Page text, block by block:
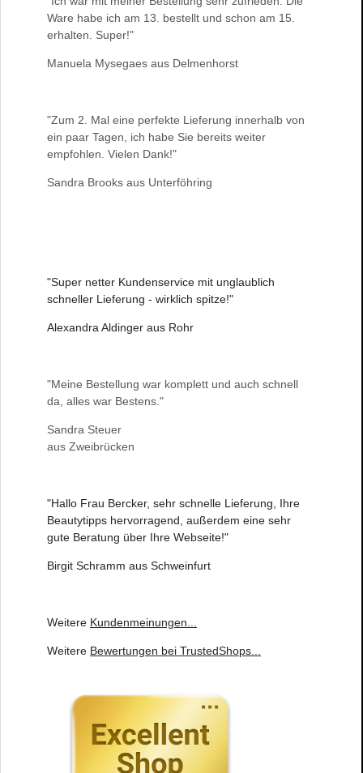
Ware habe ich am 13. bestellt und schon am 15.
erhalten. Super!"
Manuela Mysegaes aus Delmenhorst
"Zum 2. Mal eine perfekte Lieferung innerhalb von
ein paar Tagen, ich habe Sie bereits weiter
empfohlen. Vielen Dank!"
Sandra Brooks aus Unterföhring
"Super netter Kundenservice mit unglaublich
schneller Lieferung - wirklich spitze!"
Alexandra Aldinger aus Rohr
"Meine Bestellung war komplett und auch schnell
da, alles war Bestens."
Sandra Steuer
aus Zweibrücken
"Hallo Frau Bercker, sehr schnelle Lieferung, Ihre
Beautytipps hervorragend, außerdem eine sehr
gute Beratung über Ihre Webseite!"
Birgit Schramm aus Schweinfurt
Weitere Kundenmeinungen
Weitere Bewertungen bei TrustedShops